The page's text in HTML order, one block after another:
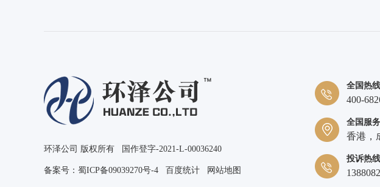
环泽公司 版权所有 国作登字-2021-L-00036240
备案号： 蜀ICP备09039270号-4 百度统计 网站地图
全国热线
400-
全国服
香港，
投诉热线